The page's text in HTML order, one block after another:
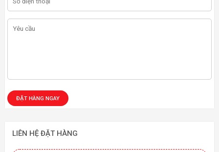
LIÊN HỆ ĐẶT HÀNG